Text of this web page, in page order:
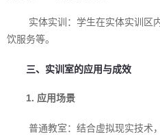
实体实训：学生在实体实训区
饮服务等。
三、实训室的应用与成效
1. 应用场景
普通教室：结合虚拟现实技术